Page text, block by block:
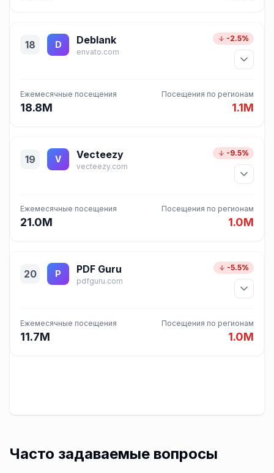
18 D Deblank
envato.com
-2.5%
Ежемесячные посещения
18.8M
Посещения по регионам
1.1M
19 V Vecteezy
vecteezy.com
-9.5%
Ежемесячные посещения
21.0M
Посещения по регионам
1.0M
20 P PDF Guru
pdfguru.com
-5.5%
Ежемесячные посещения
11.7M
Посещения по регионам
1.0M
Часто задаваемые вопросы